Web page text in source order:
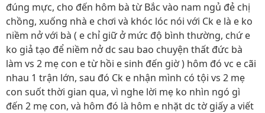
đúng mực, cho đến hôm bà từ Bắc vào nam ngủ đẻ chị
chồng, xuống nhà e chơi và khóc lóc nói với Ck e là e ko
niềm nở với bà ( e chỉ giữ ở mức độ bình thường, chứ e
ko giả tạo để niềm nở dc sau bao chuyện thất đức bà
làm vs 2 mẹ con e từ hồi e sinh đến giờ ) hôm đó vc e cãi
nhau 1 trận lớn, sau đó Ck e nhận mình có tội vs 2 mẹ
con suốt thời gian qua, vì nghe lời mẹ ko nhìn ngó gì
đến 2 mẹ con, và hôm đó là hôm e nhặt dc tờ giấy a viết